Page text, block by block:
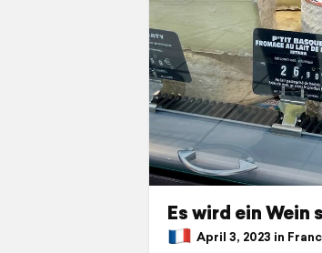
Es wird ein Wein
April 3, 2023 in